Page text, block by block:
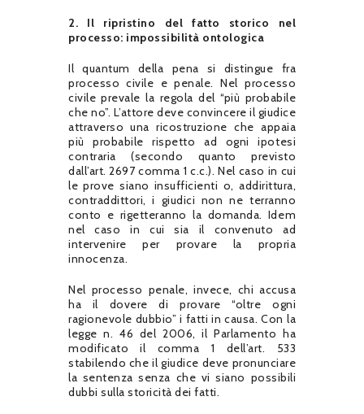
2. Il ripristino del fatto storico nel
processo: impossibilità ontologica
Il quantum della pena si distingue fra
processo civile e penale. Nel processo
civile prevale la regola del “più probabile
che no”. L’attore deve convincere il giudice
attraverso una ricostruzione che appaia
più probabile rispetto ad ogni ipotesi
contraria (secondo quanto previsto
dall’art. 2697 comma 1 c.c.). Nel caso in cui
le prove siano insufficienti o, addirittura,
contraddittori, i giudici non ne terranno
conto e rigetteranno la domanda. Idem
nel caso in cui sia il convenuto ad
intervenire per provare la propria
innocenza.
Nel processo penale, invece, chi accusa
ha il dovere di provare “oltre ogni
ragionevole dubbio” i fatti in causa. Con la
legge n. 46 del 2006, il Parlamento ha
modificato il comma 1 dell’art. 533
stabilendo che il giudice deve pronunciare
la sentenza senza che vi siano possibili
dubbi sulla storicità dei fatti.